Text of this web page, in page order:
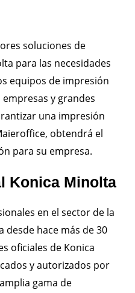
soluciones de
para las necesidades
equipos de impresión
y grandes
una impresión
obtendrá el
para su empresa.
Konica Minolta
en el sector de la
hace más de 30
oficiales de Konica
y autorizados por
gama de